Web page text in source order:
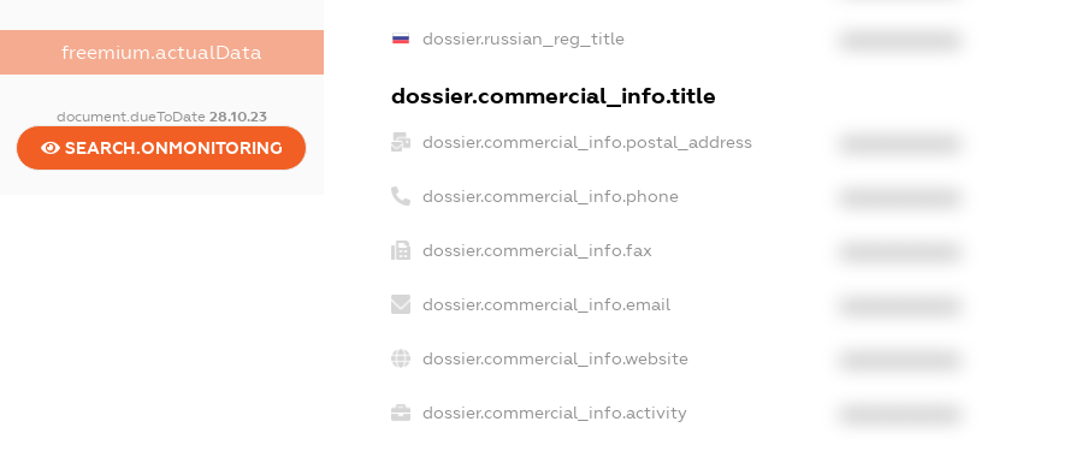
freemium.actualData
document.dueToDate 28.10.23
SEARCH.ONMONITORING
dossier.russian_reg_title
dossier.commercial_info.title
dossier.commercial_info.postal_address
dossier.commercial_info.phone
dossier.commercial_info.fax
dossier.commercial_info.email
dossier.commercial_info.website
dossier.commercial_info.activity